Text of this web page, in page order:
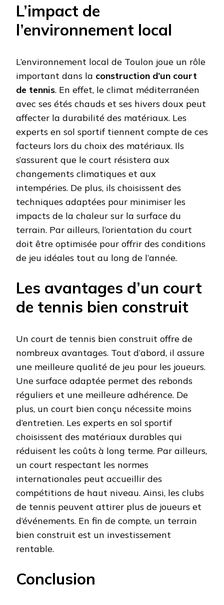
L’impact de
l’environnement local
L’environnement local de Toulon joue un rôle
important dans la construction d’un court
de tennis. En effet, le climat méditerranéen
avec ses étés chauds et ses hivers doux peut
affecter la durabilité des matériaux. Les
experts en sol sportif tiennent compte de ces
facteurs lors du choix des matériaux. Ils
s’assurent que le court résistera aux
changements climatiques et aux
intempéries. De plus, ils choisissent des
techniques adaptées pour minimiser les
impacts de la chaleur sur la surface du
terrain. Par ailleurs, l’orientation du court
doit être optimisée pour offrir des conditions
de jeu idéales tout au long de l’année.
Les avantages d’un court
de tennis bien construit
Un court de tennis bien construit offre de
nombreux avantages. Tout d’abord, il assure
une meilleure qualité de jeu pour les joueurs.
Une surface adaptée permet des rebonds
réguliers et une meilleure adhérence. De
plus, un court bien conçu nécessite moins
d’entretien. Les experts en sol sportif
choisissent des matériaux durables qui
réduisent les coûts à long terme. Par ailleurs,
un court respectant les normes
internationales peut accueillir des
compétitions de haut niveau. Ainsi, les clubs
de tennis peuvent attirer plus de joueurs et
d’événements. En fin de compte, un terrain
bien construit est un investissement
rentable.
Conclusion